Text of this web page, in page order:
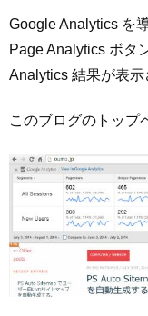
Google Analytics を
Page Analytics ボタ
Analytics 結果が表示
このブログのトップ